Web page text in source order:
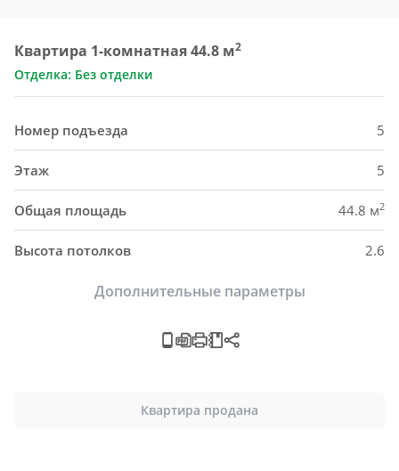
Квартира 1-комнатная 44.8 м2
Отделка: Без отделки
Номер подъезда 5
Этаж 5
Общая площадь 44.8 м2
Высота потолков 2.6
Дополнительные параметры
Квартира продана